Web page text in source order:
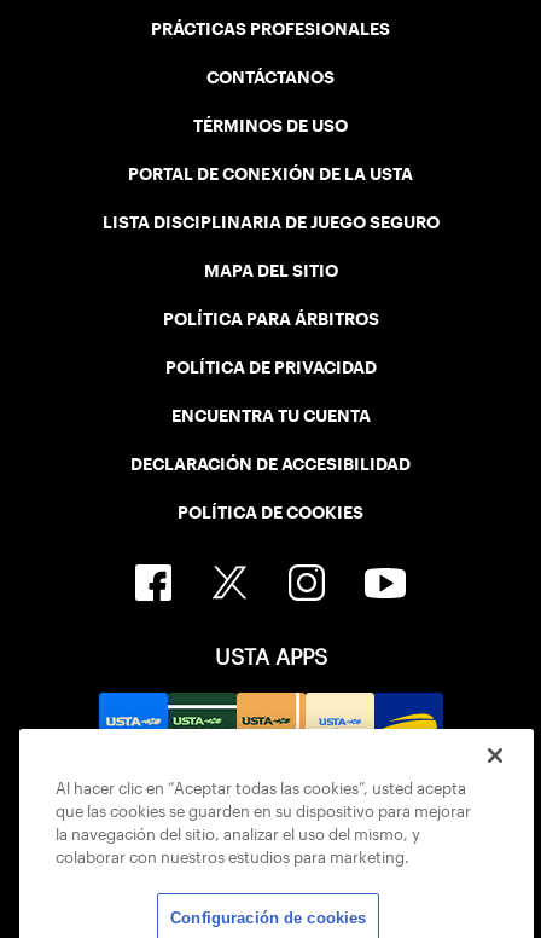
PRÁCTICAS PROFESIONALES
CONTÁCTANOS
TÉRMINOS DE USO
PORTAL DE CONEXIÓN DE LA USTA
LISTA DISCIPLINARIA DE JUEGO SEGURO
MAPA DEL SITIO
POLÍTICA PARA ÁRBITROS
POLÍTICA DE PRIVACIDAD
ENCUENTRA TU CUENTA
DECLARACIÓN DE ACCESIBILIDAD
POLÍTICA DE COOKIES
USTA APPS
Al hacer clic en “Aceptar todas las cookies”, usted acepta
que las cookies se guarden en su dispositivo para mejorar
la navegación del sitio, analizar el uso del mismo, y
colaborar con nuestros estudios para marketing.
Configuración de cookies